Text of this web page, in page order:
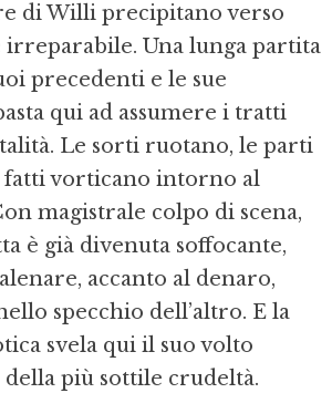
di Willi precipitano verso
irreparabile. Una lunga partita
precedenti e le sue
qui ad assumere i tratti
Le sorti ruotano, le parti
fatti vorticano intorno al
magistrale colpo di scena,
è già divenuta soffocante,
accanto al denaro,
specchio dell’altro. E la
svela qui il suo volto
della più sottile crudeltà.